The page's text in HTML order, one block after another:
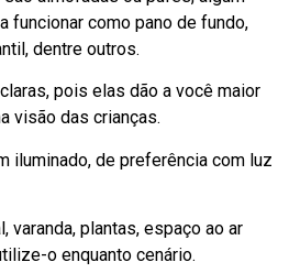
funcionar como pano de fundo,
dentre outros.
pois elas dão a você maior
visão das crianças.
iluminado, de preferência com luz
varanda, plantas, espaço ao ar
o enquanto cenário.